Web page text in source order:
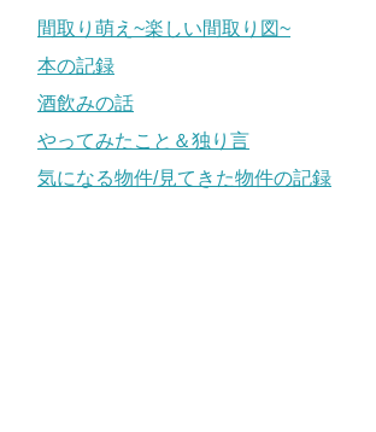
間取り萌え~楽しい間取り図~
本の記録
酒飲みの話
やってみたこと＆独り言
気になる物件/見てきた物件の記録